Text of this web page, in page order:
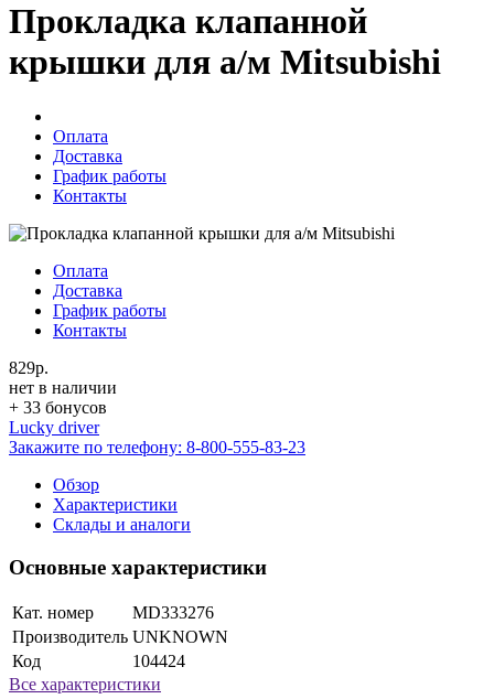
Прокладка клапанной
крышки для а/м Mitsubishi
Оплата
Доставка
График работы
Контакты
Оплата
Доставка
График работы
Контакты
829р.
нет в наличии
+ 33 бонусов
Lucky driver
Закажите по телефону: 8-800-555-83-23
Обзор
Характеристики
Склады и аналоги
Основные характеристики
Кат. номер
MD333276
Производитель UNKNOWN
Код
104424
Все характеристики